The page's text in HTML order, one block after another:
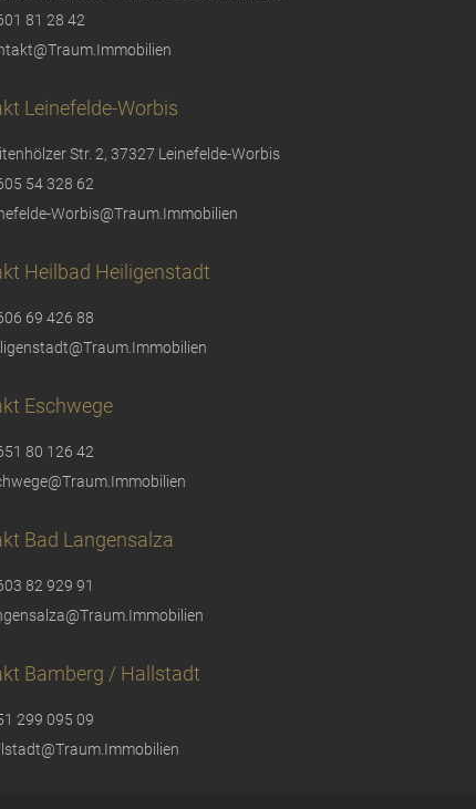
81 28 42
Leinefelde-Worbis
Str. 2, 37327 Leinefelde-Worbis
54 328 62
Worbis@Traum.Immobilien
Heilbad Heiligenstadt
69 426 88
Eschwege
80 126 42
Bad Langensalza
82 929 91
Bamberg / Hallstadt
299 095 09